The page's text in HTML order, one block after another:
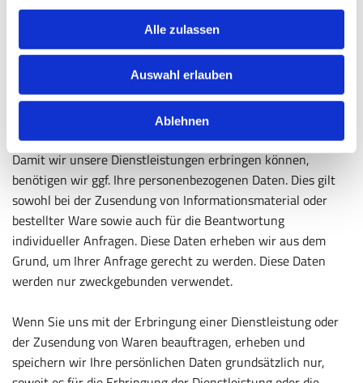
Alle zulassen
Auswahl erlauben
Ablehnen
Die Datenverarbeitung zum Zwecke der Kontaktaufnahme
mit uns erfolgt nach Art. 6 Abs. 1 S. 1 lit. a DSGVO auf
Grundlage Ihrer freiwillig erteilten Einwilligung.
Erbringung von Dienstleistungen und Zusendung von
Waren
Damit wir unsere Dienstleistungen erbringen können,
benötigen wir ggf. Ihre personenbezogenen Daten. Dies gilt
sowohl bei der Zusendung von Informationsmaterial oder
bestellter Ware sowie auch für die Beantwortung
individueller Anfragen. Diese Daten erheben wir aus dem
Grund, um Ihrer Anfrage gerecht zu werden. Diese Daten
werden nur zweckgebunden verwendet.
Wenn Sie uns mit der Erbringung einer Dienstleistung oder
der Zusendung von Waren beauftragen, erheben und
speichern wir Ihre persönlichen Daten grundsätzlich nur,